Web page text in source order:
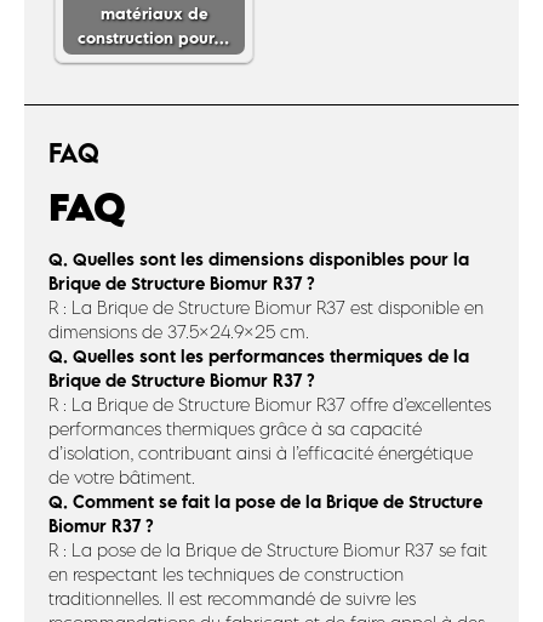
matériaux de
construction pour…
FAQ
FAQ
Q. Quelles sont les dimensions disponibles pour la
Brique de Structure Biomur R37 ?
R : La Brique de Structure Biomur R37 est disponible en
dimensions de 37.5×24.9×25 cm.
Q. Quelles sont les performances thermiques de la
Brique de Structure Biomur R37 ?
R : La Brique de Structure Biomur R37 offre d’excellentes
performances thermiques grâce à sa capacité
d’isolation, contribuant ainsi à l’efficacité énergétique
de votre bâtiment.
Q. Comment se fait la pose de la Brique de Structure
Biomur R37 ?
R : La pose de la Brique de Structure Biomur R37 se fait
en respectant les techniques de construction
traditionnelles. Il est recommandé de suivre les